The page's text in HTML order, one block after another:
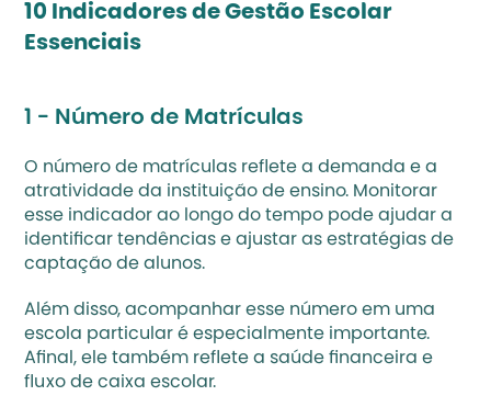
10 Indicadores de Gestão Escolar
Essenciais
1 - Número de Matrículas
O número de matrículas reflete a demanda e a
atratividade da instituição de ensino. Monitorar
esse indicador ao longo do tempo pode ajudar a
identificar tendências e ajustar as estratégias de
captação de alunos.
Além disso, acompanhar esse número em uma
escola particular é especialmente importante.
fluxo de caixa escolar.